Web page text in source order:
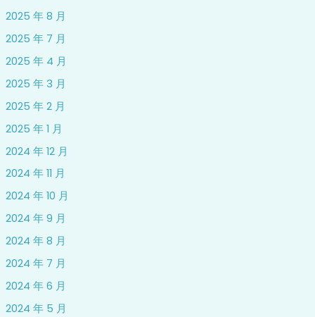
2025 年 8 月
2025 年 7 月
2025 年 4 月
2025 年 3 月
2025 年 2 月
2025 年 1 月
2024 年 12 月
2024 年 11 月
2024 年 10 月
2024 年 9 月
2024 年 8 月
2024 年 7 月
2024 年 6 月
2024 年 5 月